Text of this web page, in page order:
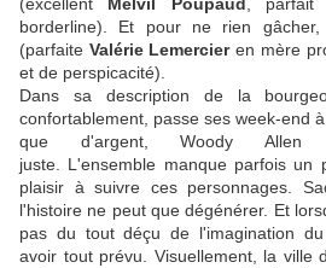
borderline). Et pour ne rien
(parfaite Valérie Lemercieren mère
et de perspicacité).
Dans sa description de la
confortablement, passe ses week-end
que d'argent, Woody Allen
juste. L'ensemble manque parfois un
plaisir à suivre ces personnages.
l'histoire ne peut que dégénérer. Et
pas du tout déçu de l'imagination
avoir tout prévu. Visuellement, la ville